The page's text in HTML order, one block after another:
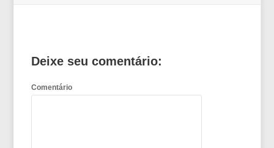
Deixe seu comentário:
Comentário